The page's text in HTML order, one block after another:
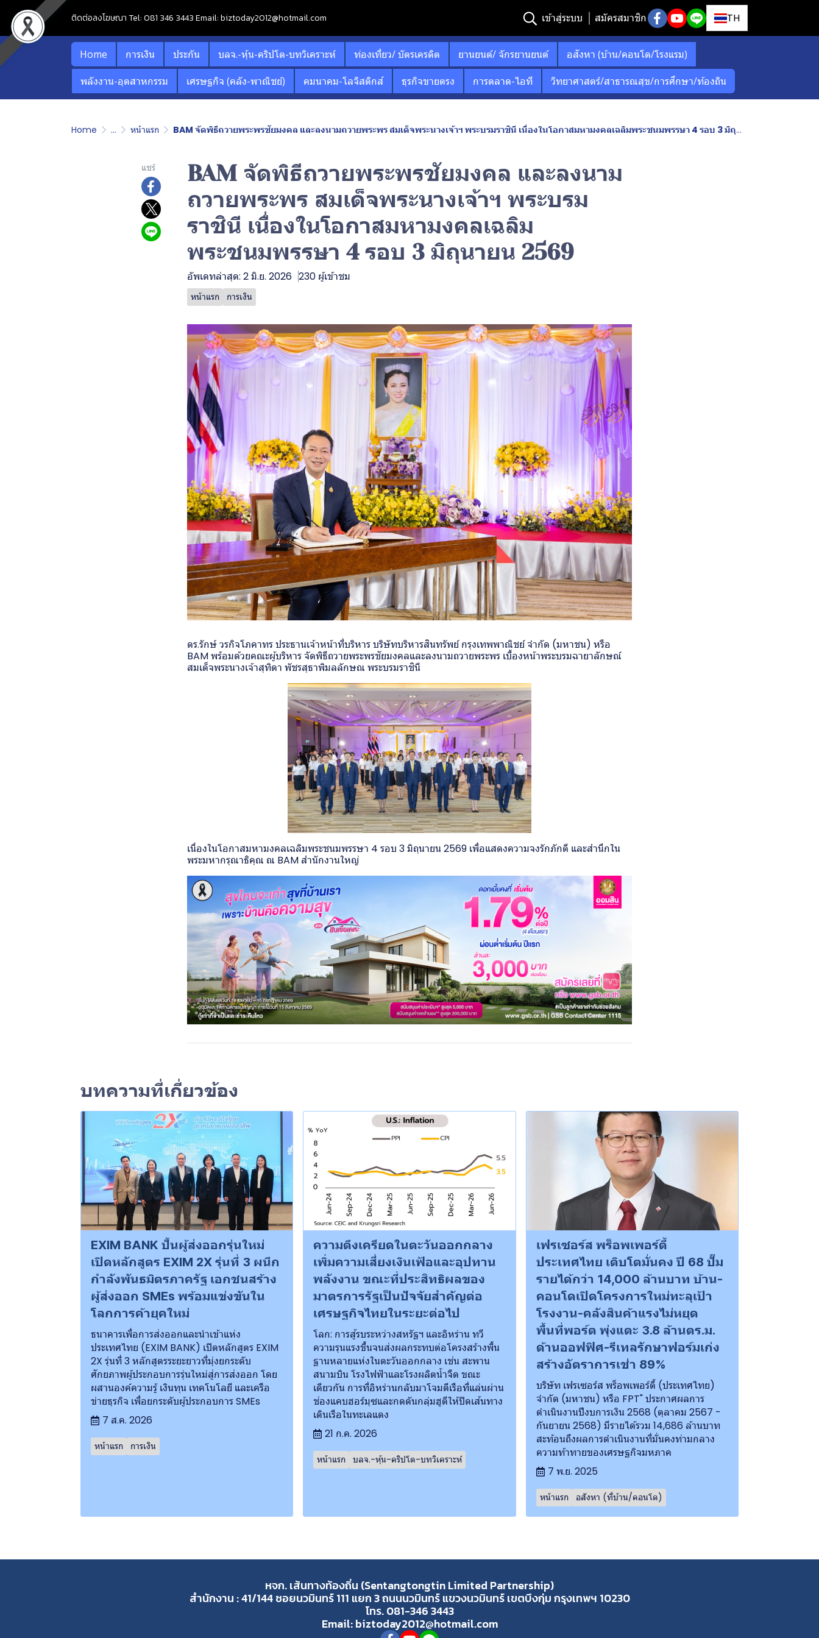
ติดต่อลงโฆษณา Tel: 081 346 3443 Email: biztoday2012@hotmail.com เข้าสู่ระบบ สมัครสมาชิก TH
Home การเงิน ประกัน บลจ.-หุ้น-คริปโต-บทวิเคราะห์ ท่องเที่ยว/ บัตรเครดิต ยานยนต์/ จักรยานยนต์
อสังหา (บ้าน/คอนโด/โรงแรม)
พลังงาน-อุตสาหกรรม
เศรษฐกิจ (คลัง-พาณิชย์) คมนาคม-โลจิสติกส์ ธุรกิจขายตรง การตลาด-ไอที วิทยาศาสตร์/สาธารณสุข/การศึกษา/ท้องถิน
Home ... หน้าแรก BAM จัดพิธีถวายพระพรชัยมงคล และลงนามถวายพระพร สมเด็จพระนางเจ้าฯ พระบรมราชินี เนื่องในโอกาสมหามงคลเฉลิมพระชนมพรรษา 4 รอบ 3 มิถุนายน 2569
แชร์
BAM จัดพิธีถวายพระพรชัยมงคล และลงนาม
ถวายพระพร สมเด็จพระนางเจ้าฯ พระบรม
ราชินี เนื่องในโอกาสมหามงคลเฉลิม
พระชนมพรรษา 4 รอบ 3 มิถุนายน 2569
อัพเดทล่าสุด: 2 มิ.ย. 2026 230 ผู้เข้าชม
หน้าแรก การเงิน
ดร.รักษ์ วรกิจโภคาทร ประธานเจ้าหน้าที่บริหาร บริษัทบริหารสินทรัพย์ กรุงเทพพาณิชย์ จำกัด (มหาชน) หรือ
BAM พร้อมด้วยคณะผู้บริหาร จัดพิธีถวายพระพรชัยมงคลและลงนามถวายพระพร เบื้องหน้าพระบรมฉายาลักษณ์
สมเด็จพระนางเจ้าสุทิดา พัชรสุธาพิมลลักษณ พระบรมราชินี
เนื่องในโอกาสมหามงคลเฉลิมพระชนมพรรษา 4 รอบ 3 มิถุนายน 2569 เพื่อแสดงความจงรักภักดี และสำนึกใน
พระมหากรุณาธิคุณ ณ BAM สำนักงานใหญ่
บทความที่เกี่ยวข้อง
EXIM BANK ปั้นผู้ส่งออกรุ่นใหม่
เปิดหลักสูตร EXIM 2X รุ่นที่ 3 ผนึก
กำลังพันธมิตรภาครัฐ เอกชนสร้าง
ผู้ส่งออก SMEs พร้อมแข่งขันใน
โลกการค้ายุคใหม่
ธนาคารเพื่อการส่งออกและนำเข้าแห่ง
ประเทศไทย (EXIM BANK) เปิดหลักสูตร EXIM
2X รุ่นที่ 3 หลักสูตรระยะยาวที่มุ่งยกระดับ
ศักยภาพผู้ประกอบการรุ่นใหม่สู่การส่งออก โดย
ผสานองค์ความรู้ เงินทุน เทคโนโลยี และเครือ
ข่ายธุรกิจ เพื่อยกระดับผู้ประกอบการ SMEs
7 ส.ค. 2026
หน้าแรก การเงิน
ความตึงเครียดในตะวันออกกลาง
เพิ่มความเสี่ยงเงินเฟ้อและอุปทาน
พลังงาน ขณะที่ประสิทธิผลของ
มาตรการรัฐเป็นปัจจัยสำคัญต่อ
เศรษฐกิจไทยในระยะต่อไป
โลก: การสู้รบระหว่างสหรัฐฯ และอิหร่าน ทวี
ความรุนแรงขึ้นจนส่งผลกระทบต่อโครงสร้างพื้น
ฐานหลายแห่งในตะวันออกกลาง เช่น สะพาน
สนามบิน โรงไฟฟ้าและโรงผลิตน้ำจืด ขณะ
เดียวกัน การที่อิหร่านกลับมาโจมตีเรือที่แล่นผ่าน
ช่องแคบฮอร์มุซและกดดันกลุ่มฮูตีให้ปิดเส้นทาง
เดินเรือในทะเลแดง
21 ก.ค. 2026
หน้าแรก บลจ.-หุ้น-คริปโต-บทวิเคราะห์
เฟรเซอร์ส พร็อพเพอร์ตี้
ประเทศไทย เติบโตมั่นคง ปี 68 ปั๊ม
รายได้กว่า 14,000 ล้านบาท บ้าน-
คอนโดเปิดโครงการใหม่ทะลุเป้า
โรงงาน-คลังสินค้าแรงไม่หยุด
พื้นที่พอร์ต พุ่งแตะ 3.8 ล้านตร.ม.
ด้านออฟฟิศ-รีเทลรักษาฟอร์มเก่ง
สร้างอัตราการเช่า 89%
บริษัท เฟรเซอร์ส พร็อพเพอร์ตี้ (ประเทศไทย)
จำกัด (มหาชน) หรือ FPT" ประกาศผลการ
ดำเนินงานปีงบการเงิน 2568 (ตุลาคม 2567 -
กันยายน 2568) มีรายได้รวม 14,686 ล้านบาท
สะท้อนถึงผลการดำเนินงานที่มั่นคงท่ามกลาง
ความท้าทายของเศรษฐกิจมหภาค
7 พ.ย. 2025
หน้าแรก อสังหา (ที่บ้าน/คอนโด)
หจก. เส้นทางท้องถิ่น (Sentangtongtin Limited Partnership)
สำนักงาน : 41/144 ซอยนวมินทร์ 111 แยก 3 ถนนนวมินทร์ แขวงนวมินทร์ เขตบึงกุ่ม กรุงเทพฯ 10230
โทร. 081-346 3443
Email: biztoday2012@hotmail.com